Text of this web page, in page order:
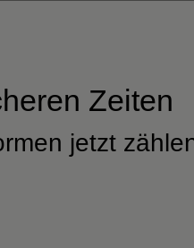
Zeiten
jetzt